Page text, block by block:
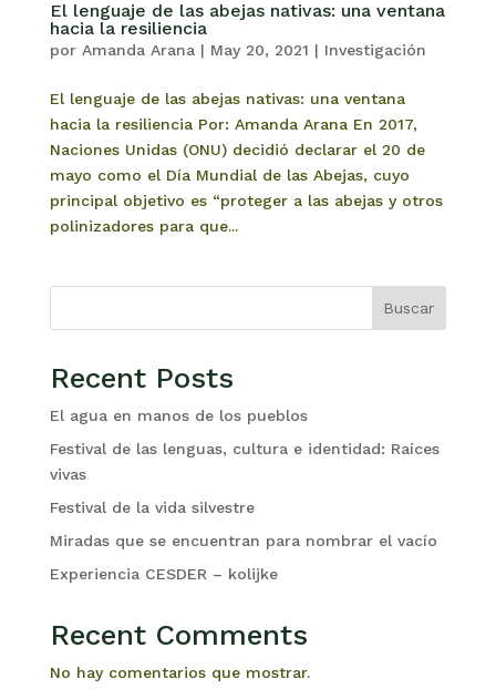
El lenguaje de las abejas nativas: una ventana
hacia la resiliencia
por Amanda Arana| May 20, 2021 | Investigación
El lenguaje de las abejas nativas: una ventana
hacia la resiliencia Por: Amanda Arana En 2017,
Naciones Unidas (ONU) decidió declarar el 20 de
mayo como el Día Mundial de las Abejas, cuyo
principal objetivo es “proteger a las abejas y otros
polinizadores para que...
Buscar
Recent Posts
El agua en manos de los pueblos
Festival de las lenguas, cultura e identidad: Raíces
vivas
Festival de la vida silvestre
Miradas que se encuentran para nombrar el vacío
Experiencia CESDER – kolijke
Recent Comments
No hay comentarios que mostrar.